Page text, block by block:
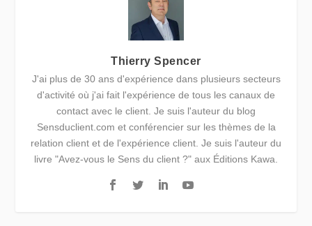
Thierry Spencer
J'ai plus de 30 ans d'expérience dans plusieurs secteurs
d'activité où j'ai fait l'expérience de tous les canaux de
contact avec le client. Je suis l'auteur du blog
Sensduclient.com et conférencier sur les thèmes de la
relation client et de l'expérience client. Je suis l'auteur du
livre "Avez-vous le Sens du client ?" aux Éditions Kawa.